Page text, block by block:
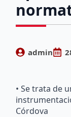
admin
• Se trata de
Córdova